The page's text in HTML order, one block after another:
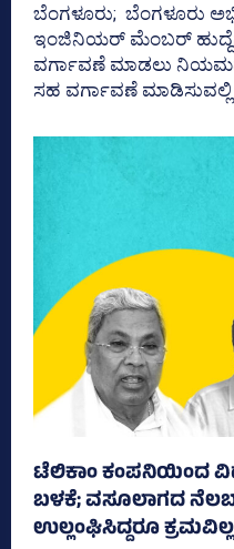
ಬೆಂಗಳೂರು; ಬೆಂಗಳೂರು
ಇಂಜಿನಿಯರ್ ಮೆಂಬರ್
ವರ್ಗಾವಣೆ ಮಾಡಲು
ಸಹ ವರ್ಗಾವಣೆ
ಟೆಲಿಕಾಂ ಕಂಪನಿಯಿಂದ
ಬಳಕೆ; ವಸೂಲಾಗದ
ಉಲ್ಲಂಘಿಸಿದ್ದರೂ ಕ್ರಮವಿಲ್ಲ